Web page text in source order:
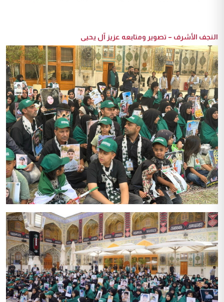
النجف الأشرف – تصوير ومتابعه عزيز آل يحيى